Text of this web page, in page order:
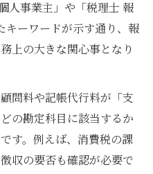
収を正しく行う会計事
る経費化最大化の実践
所に依頼する経費仕
た源泉納付期限の管理
人事業主」や「税理士 報
キーワードが示す通り、報
上の大きな関心事となり
問料や記帳代行料が「支
の勘定科目に該当するか
す。例えば、消費税の課
収の要否も確認が必要で